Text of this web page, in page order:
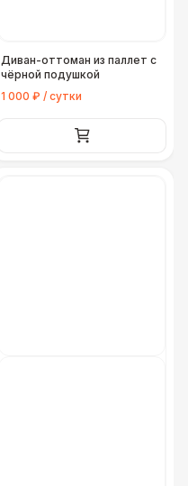
Диван-оттоман из паллет с
чёрной подушкой
1 000 ₽ / сутки